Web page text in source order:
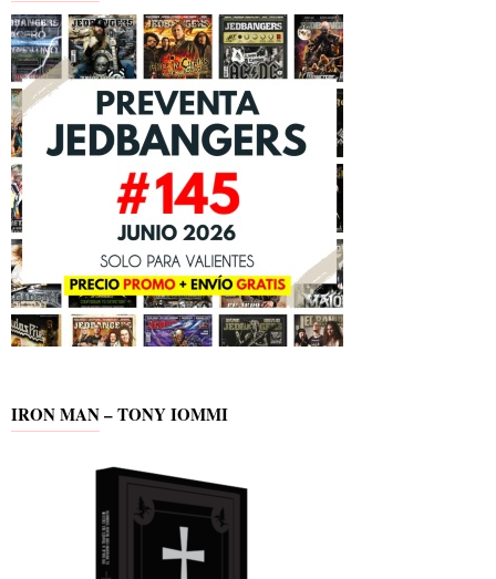
IRON MAN – TONY IOMMI